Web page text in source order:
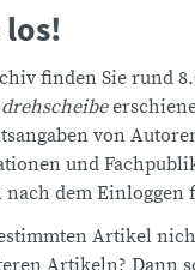
los!
finden Sie rund
drehscheibe
von
und
dem
Artikel
Artikeln? Dann